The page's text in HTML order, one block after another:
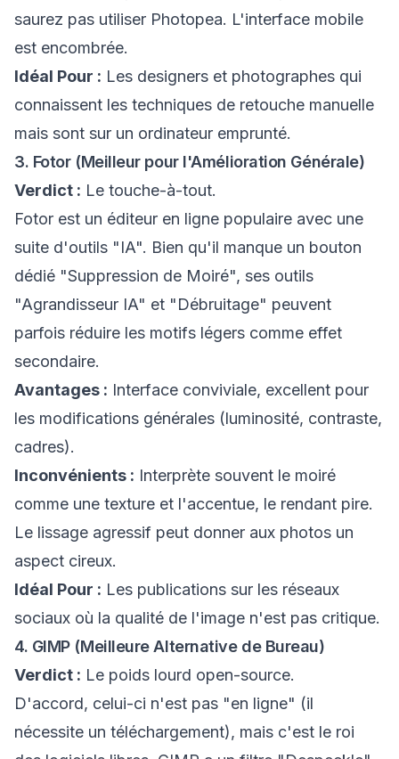
saurez pas utiliser Photopea. L'interface mobile
est encombrée.
Idéal Pour : Les designers et photographes qui
connaissent les techniques de retouche manuelle
mais sont sur un ordinateur emprunté.
3. Fotor (Meilleur pour l'Amélioration Générale)
Verdict : Le touche-à-tout.
Fotor est un éditeur en ligne populaire avec une
suite d'outils "IA". Bien qu'il manque un bouton
dédié "Suppression de Moiré", ses outils
"Agrandisseur IA" et "Débruitage" peuvent
parfois réduire les motifs légers comme effet
secondaire.
Avantages : Interface conviviale, excellent pour
les modifications générales (luminosité, contraste,
cadres).
Inconvénients : Interprète souvent le moiré
comme une texture et l'accentue, le rendant pire.
Le lissage agressif peut donner aux photos un
aspect cireux.
Idéal Pour : Les publications sur les réseaux
sociaux où la qualité de l'image n'est pas critique.
4. GIMP (Meilleure Alternative de Bureau)
Verdict : Le poids lourd open-source.
D'accord, celui-ci n'est pas "en ligne" (il
nécessite un téléchargement), mais c'est le roi